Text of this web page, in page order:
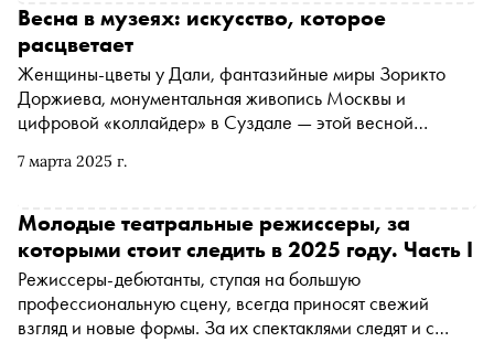
расширить репертуар и пригласить на спектакли больше
зрителей. «Сноб» поговорил с художественным
руководителем «Шалома», режиссером Олегом
Липовецким о том, какие новые вызовы принял театр,
как прошли первые гастроли в Северной столице и как
продвигаются репетиции летней премьеры
7 марта 2025 г.
Весна в музеях: искусство, которое
расцветает
Женщины-цветы у Дали, фантазийные миры Зорикто
Доржиева, монументальная живопись Москвы и
цифровой «коллайдер» в Суздале — этой весной
«Сноб» собрал выставки, которые станут вдохновением
Молодые театральные режиссеры, за
которыми стоит следить в 2025 году. Часть I
Режиссеры-дебютанты, ступая на большую
профессиональную сцену, всегда приносят свежий
взгляд и новые формы. За их спектаклями следят и с